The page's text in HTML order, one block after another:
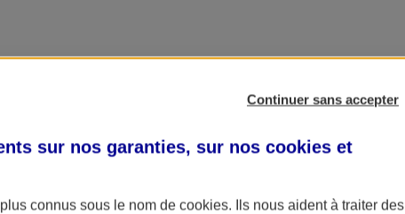
Continuer sans accepter
sur nos garanties, sur nos cookies et
connus sous le nom de cookies. Ils nous aident à traiter des